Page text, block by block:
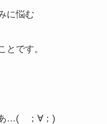
に悩む
とです。
あ…( ；∀；)